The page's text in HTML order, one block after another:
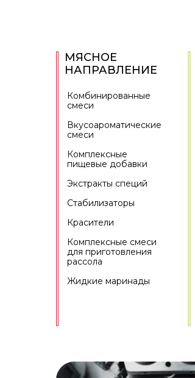
МЯСНОЕ
НАПРАВЛЕНИЕ
Комбинированные
смеси
Вкусоароматические
смеси
Комплексные
пищевые добавки
Экстракты специй
Стабилизаторы
Красители
Комплексные смеси
для приготовления
рассола
Жидкие маринады